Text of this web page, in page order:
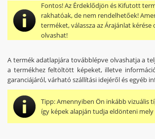
Fontos!Az Érdeklődjön és Kifutott
rakhatóak, de nem rendelhetőek!
terméket, válassza az Árajánlat
olvashat!
A termék adatlapjára továbblépve olvashatja a
a termékhez feltöltött képeket, illetve
garanciájáról, várható szállítási idejéről és egyéb
Tipp:Amennyiben Ön inkább vizuális
így képek alapján tudja eldönteni